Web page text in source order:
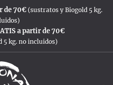
de 70€ (sustratos y Biogold 5 kg.
a partir de 70€
5 kg. no incluidos)